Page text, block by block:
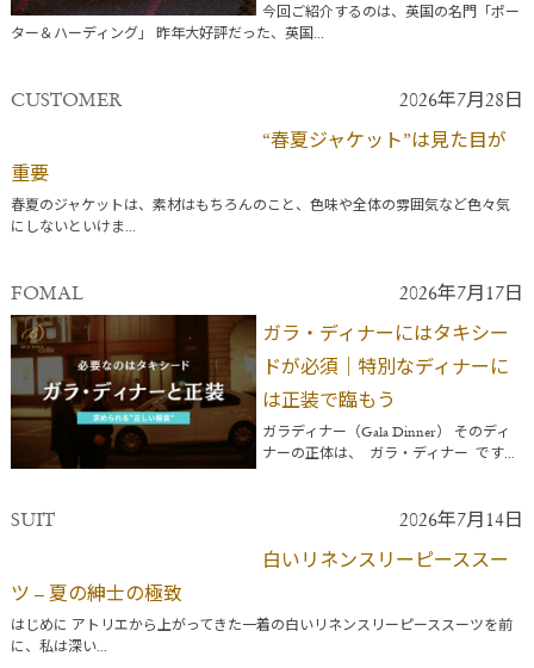
今回ご紹介するのは、英国の名門「ポー
ター＆ハーディング」 昨年大好評だった、英国...
CUSTOMER 2026年7月28日
“春夏ジャケット”は見た目が
重要
春夏のジャケットは、素材はもちろんのこと、色味や全体の雰囲気など色々気
にしないといけま...
FOMAL 2026年7月17日
ガラ・ディナーにはタキシー
ドが必須｜特別なディナーに
は正装で臨もう
ガラディナー（Gala Dinner） そのディ
ナーの正体は、 ガラ・ディナー です...
SUIT 2026年7月14日
白いリネンスリーピーススー
ツ – 夏の紳士の極致
はじめに アトリエから上がってきた一着の白いリネンスリーピーススーツを前
に、私は深い...